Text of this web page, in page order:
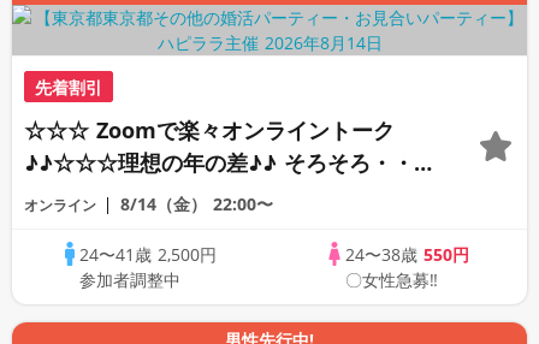
先着割引
☆☆☆ Zoomで楽々オンライントーク
♪♪☆☆☆理想の年の差♪♪ そろそろ・・・
素敵な恋人見つけたい♪ ♪☆カジュアルな
行あり♪♪
オンライン 8/14（金） 22:00〜
24〜41歳 2,500円
参加者調整中
24〜38歳 550円
〇女性急募‼